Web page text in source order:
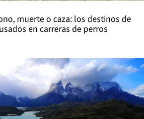
muerte o caza: los destinos de
en carreras de perros